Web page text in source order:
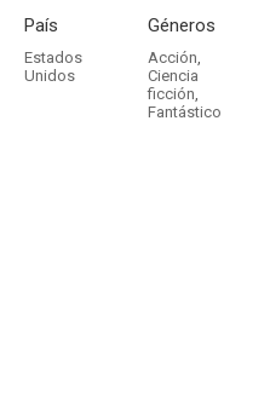
País
Estados
Unidos
Géneros
Acción,
Ciencia
ficción,
Fantástico